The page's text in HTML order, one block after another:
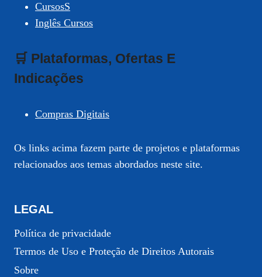
CursosS
Inglês Cursos
🛒 Plataformas, Ofertas E
Indicações
Compras Digitais
Os links acima fazem parte de projetos e plataformas
relacionados aos temas abordados neste site.
LEGAL
Política de privacidade
Termos de Uso e Proteção de Direitos Autorais
Sobre